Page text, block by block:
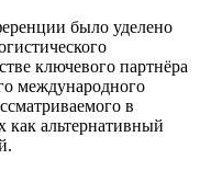
было уделено
ключевого партнёра
международного
в
альтернативный